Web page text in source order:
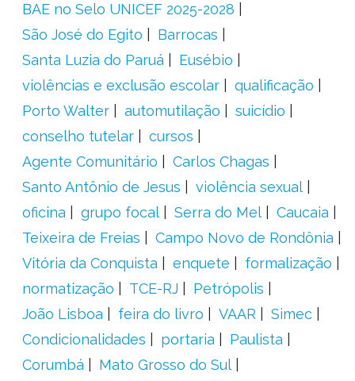
BAE no Selo UNICEF 2025-2028
São José do Egito
Barrocas
Santa Luzia do Paruá
Eusébio
violências e exclusão escolar
qualificação
Porto Walter
automutilação
suicídio
conselho tutelar
cursos
Agente Comunitário
Carlos Chagas
Santo Antônio de Jesus
violência sexual
oficina
grupo focal Serra do Mel
Caucaia
Teixeira de Freias
Campo Novo de Rondônia
Vitória da Conquista
enquete
formalização
normatização
TCE-RJ
Petrópolis
João Lisboa
feira do livro VAAR
Simec
Condicionalidades
portaria
Paulista
Corumbá
Mato Grosso do Sul